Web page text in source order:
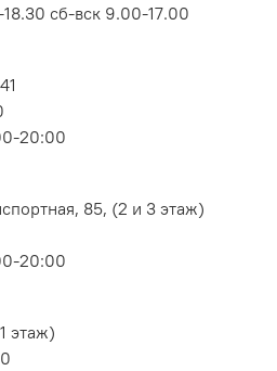
сб-вск 9.00-17.00
20:00
85, (2 и 3 этаж)
20:00
этаж)